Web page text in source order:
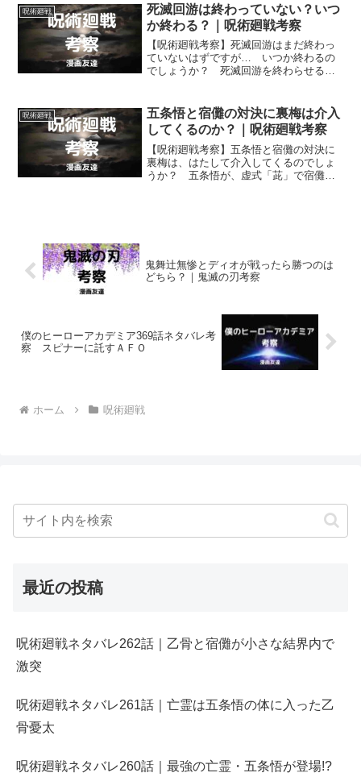
マニアでした。
呪術廻戦
死滅回游は終わっていない？いつ
か終わる？｜呪術廻戦考察
【呪術廻戦考察】死滅回游はまだ終わっ
ていないはずですが… いつか終わるの
でしょうか？ 死滅回游を終わらせるた
くるのでしょうか？
呪術廻戦
五条悟と宿儺の対決に裏梅は介入
してくるのか？｜呪術廻戦考察
【呪術廻戦考察】五条悟と宿儺の対決に
裏梅は、はたして介入してくるのでしょ
うか？ 五条悟が、虚式「茈」で宿儺に
鬼舞辻無惨とディオが戦ったら勝つのは
どちら？｜鬼滅の刃考察
僕のヒーローアカデミア369話ネタバレ考
察 スピナーに託すＡＦＯ
ホーム 呪術廻戦
最近の投稿
呪術廻戦ネタバレ262話｜乙骨と宿儺が小さな結界内で
激突
呪術廻戦ネタバレ261話｜亡霊は五条悟の体に入った乙
骨憂太
呪術廻戦ネタバレ260話｜最強の亡霊・五条悟が登場!?